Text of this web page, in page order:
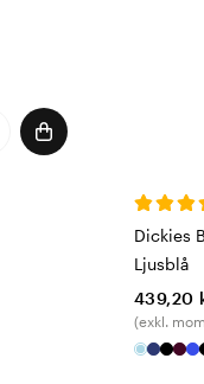
Dickies
Ljusblå
439,20
(exkl.